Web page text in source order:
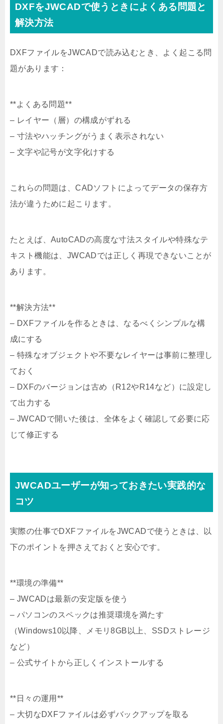
DXFをJWCADで使うときによくある問題と
解決方法
DXFファイルをJWCADで読み込むとき、よく起こる問
題があります：
**よくある問題**
– レイヤー（層）の構成がずれる
– 寸法やハッチングがうまく表示されない
– 文字や記号が文字化けする
これらの問題は、CADソフトによってデータの保存方
法が違うために起こります。
たとえば、AutoCADの高度な寸法スタイルや特殊なテ
キスト機能は、JWCADでは正しく再現できないことが
あります。
**解決方法**
– DXFファイルを作るときは、なるべくシンプルな構
成にする
– 特殊なオブジェクトや不要なレイヤーは事前に整理し
ておく
– DXFのバージョンは古め（R12やR14など）に設定し
て出力する
– JWCADで開いた後は、全体をよく確認して必要に応
じて修正する
JWCADユーザーが知っておきたい実践的な
コツ
実際の仕事でDXFファイルをJWCADで使うときは、以
下のポイントを押さえておくと安心です。
**環境の準備**
– JWCADは最新の安定版を使う
– パソコンのスペックは推奨環境を満たす
（Windows10以降、メモリ8GB以上、SSDストレージ
など）
– 公式サイトから正しくインストールする
**日々の運用**
– 大切なDXFファイルは必ずバックアップを取る